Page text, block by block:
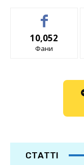
10,052
Фани
СТАТТІ